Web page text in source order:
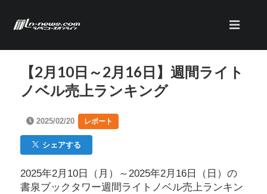
【2月10日～2月16日】週間ライト
ノベル売上ランキング
2025/02/20 レポート
シェアする
2025年2月10日（月）～2025年2月16日（日）の
書泉ブックタワー週間ライトノベル売上ランキン